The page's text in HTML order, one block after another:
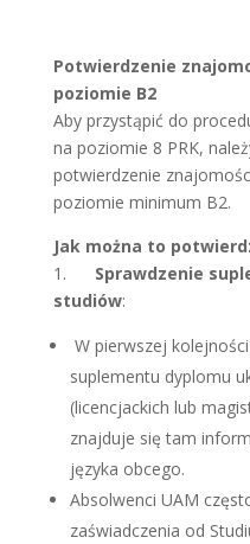
Potwierdzenie
poziomie B2
Aby przystąpić do
na poziomie 8 PRK,
potwierdzenie
poziomie minimum B2.
Jak można to
1. Sprawdzenie
studiów:
W pierwszej
suplementu dyplomu
(licencjackich lub
znajduje się tam
języka obcego.
Absolwenci UAM
zaświadczenia od